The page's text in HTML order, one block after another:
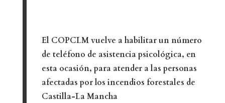
El COPCLM vuelve a habilitar un número
de teléfono de asistencia psicológica, en
esta ocasión, para atender a las personas
afectadas por los incendios forestales de
Castilla-La Mancha